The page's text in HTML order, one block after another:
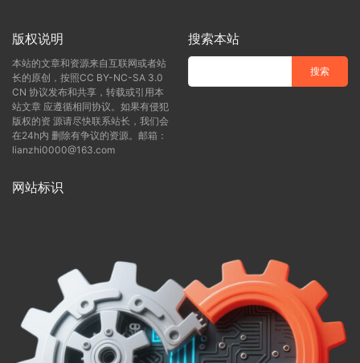
版权说明
本站的文章和资源来自互联网或者站
长的原创，按照CC BY-NC-SA 3.0
CN 协议发布和共享，转载或引用本
站文章 应遵循相同协议。如果有侵犯
版权的资 源请尽快联系站长，我们会
在24h内 删除有争议的资源。邮箱：
lianzhi0000@163.com
搜索本站
网站标识